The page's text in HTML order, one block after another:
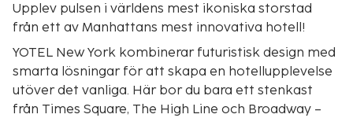
Upplev pulsen i världens mest ikoniska storstad
från ett av Manhattans mest innovativa hotell!
YOTEL New York kombinerar futuristisk design med
smarta lösningar för att skapa en hotellupplevelse
utöver det vanliga. Här bor du bara ett stenkast
från Times Square, The High Line och Broadway –